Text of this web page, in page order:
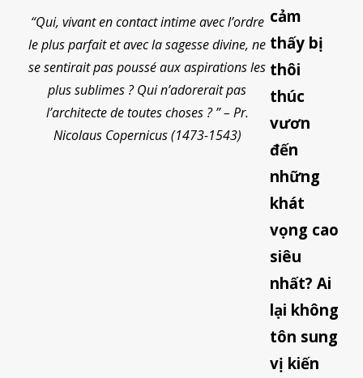
“Qui, vivant en contact intime avec l’ordre
le plus parfait et avec la sagesse divine, ne
se sentirait pas poussé aux aspirations les
plus sublimes ? Qui n’adorerait pas
l’architecte de toutes choses ? ” – Pr.
Nicolaus Copernicus (1473-1543)
cảm
thấy bị
thôi
thúc
vươn
đến
những
khát
vọng cao
siêu
nhất? Ai
lại không
tôn sung
vị kiến